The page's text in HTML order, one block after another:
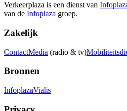
Verkeerplaza is een dienst van
van de Infoplaza groep.
Zakelijk
ContactMedia (radio & tv)
Bronnen
InfoplazaVialis